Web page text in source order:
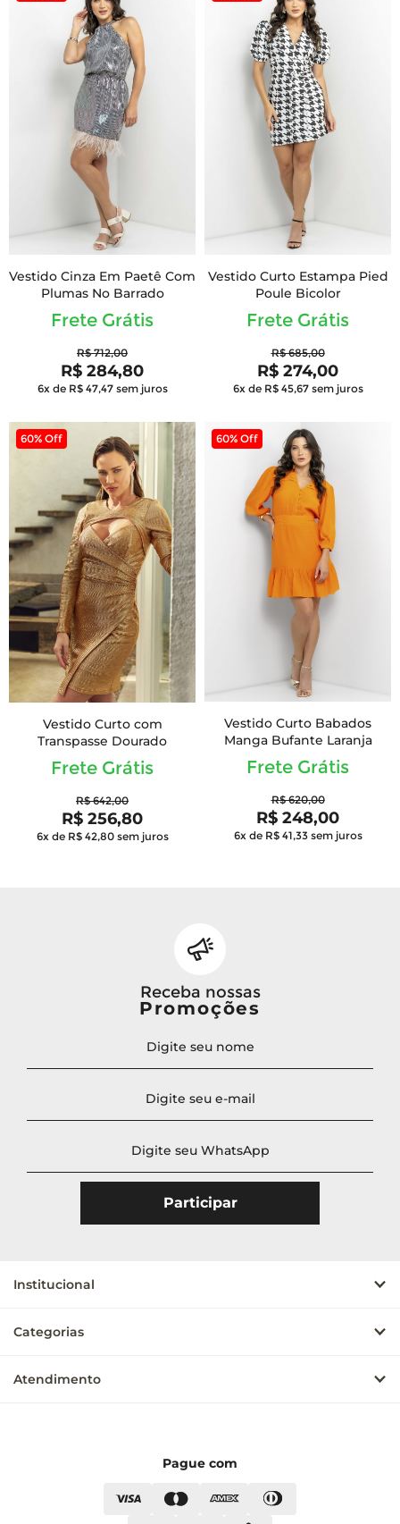
Vestido Cinza Em Paetê Com
Plumas No Barrado
Frete Grátis
R$ 712,00
R$ 284,80
6x de R$ 47,47 sem juros
Vestido Curto Estampa Pied
Poule Bicolor
Frete Grátis
R$ 685,00
R$ 274,00
6x de R$ 45,67 sem juros
60% Off
Vestido Curto com
Transpasse Dourado
Frete Grátis
R$ 642,00
R$ 256,80
6x de R$ 42,80 sem juros
60% Off
Vestido Curto Babados
Manga Bufante Laranja
Frete Grátis
R$ 620,00
R$ 248,00
6x de R$ 41,33 sem juros
Receba nossas
Promoções
Institucional
Categorias
Atendimento
Pague com